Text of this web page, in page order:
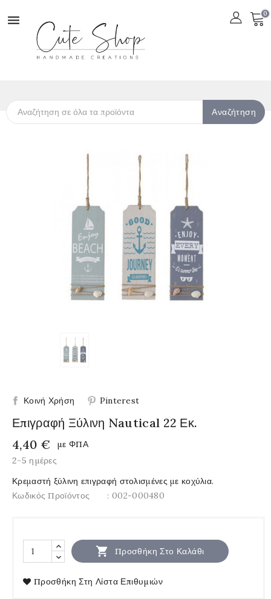
 0
Αναζήτηση
Κοινή Χρήση Pinterest
Επιγραφή Ξύλινη Nautical 22 Εκ.
4,40 €
με ΦΠΑ
2-5 ημέρες
Κρεμαστή ξύλινη επιγραφή στολισμένες με κοχύλια.
Κωδικός Προϊόντος
: 002-000480
 Προσθήκη Στο Καλάθι
Προσθήκη Στη Λίστα Επιθυμιών